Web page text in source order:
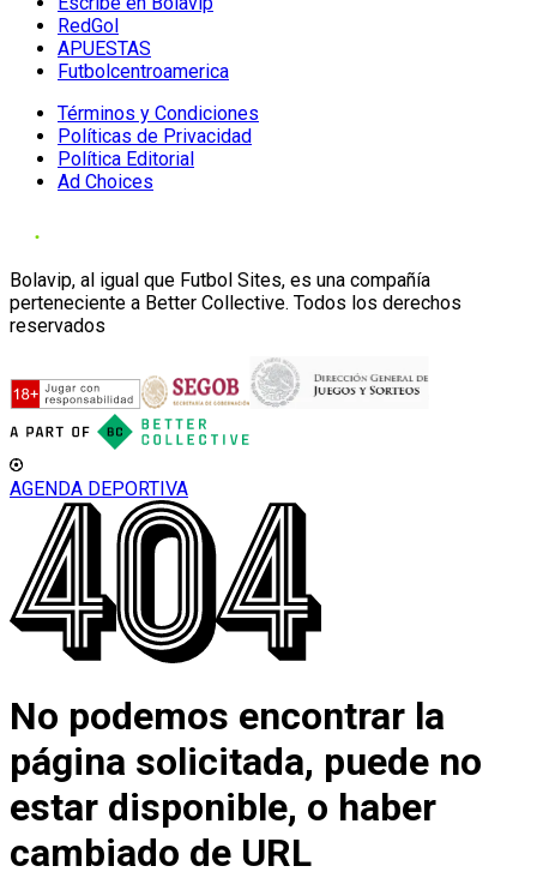
RedGol
APUESTAS
Futbolcentroamerica
Términos y Condiciones
Políticas de Privacidad
Política Editorial
Ad Choices
Bolavip, al igual que Futbol Sites, es una compañía
perteneciente a Better Collective. Todos los derechos
reservados
AGENDA DEPORTIVA
No podemos encontrar la
página solicitada, puede no
estar disponible, o haber
cambiado de URL